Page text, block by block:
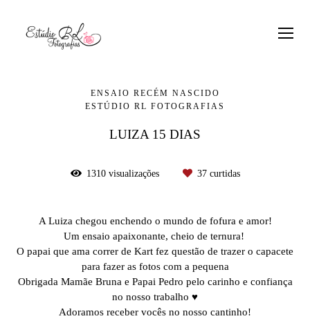
ENSAIO RECÉM NASCIDO
ESTÚDIO RL FOTOGRAFIAS
LUIZA 15 DIAS
1310visualizações 37curtidas
A Luiza chegou enchendo o mundo de fofura e amor!
Um ensaio apaixonante, cheio de ternura!
O papai que ama correr de Kart fez questão de trazer o capacete
para fazer as fotos com a pequena
Obrigada Mamãe Bruna e Papai Pedro pelo carinho e confiança
no nosso trabalho ♥
Adoramos receber vocês no nosso cantinho!